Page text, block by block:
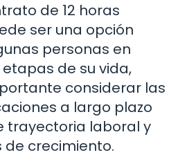
de 12 horas
ser una opción
personas en
de su vida,
considerar las
a largo plazo
trayectoria laboral y
crecimiento.